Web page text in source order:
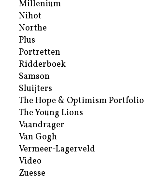
Millenium
Nihot
Northe
Plus
Portretten
Ridderboek
Samson
Sluijters
The Hope & Optimism Portfolio
The Young Lions
Vaandrager
Van Gogh
Vermeer-Lagerveld
Video
Zuesse